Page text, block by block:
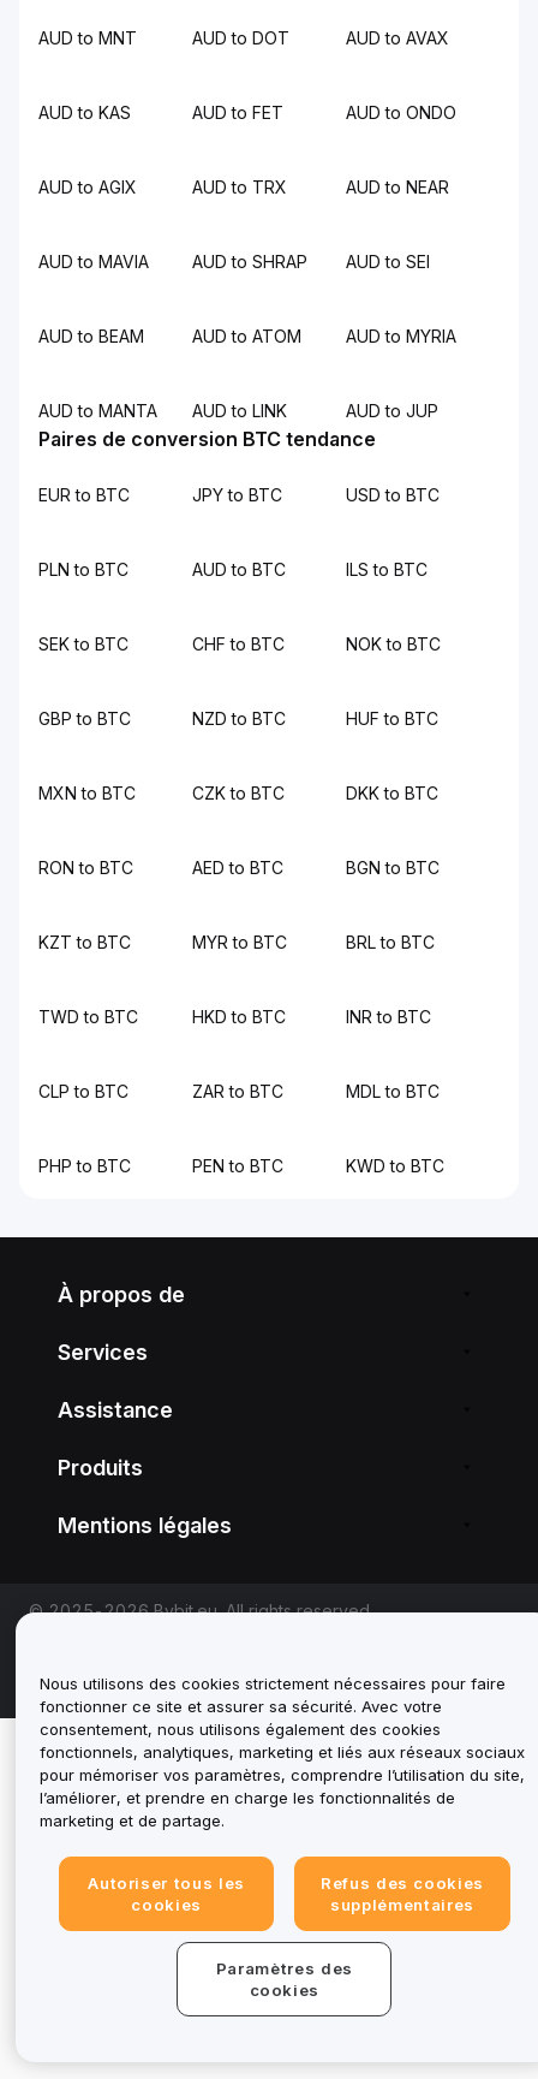
AUD to MNT AUD to DOT AUD to AVAX
AUD to KAS AUD to FET AUD to ONDO
AUD to AGIX AUD to TRX AUD to NEAR
AUD to MAVIA AUD to SHRAP AUD to SEI
AUD to BEAM AUD to ATOM AUD to MYRIA
AUD to MANTA AUD to LINK AUD to JUP
Paires de conversion BTC tendance
EUR to BTC JPY to BTC USD to BTC
PLN to BTC AUD to BTC ILS to BTC
SEK to BTC CHF to BTC NOK to BTC
GBP to BTC NZD to BTC HUF to BTC
MXN to BTC CZK to BTC DKK to BTC
RON to BTC AED to BTC BGN to BTC
KZT to BTC MYR to BTC BRL to BTC
TWD to BTC HKD to BTC INR to BTC
CLP to BTC ZAR to BTC MDL to BTC
PHP to BTC PEN to BTC KWD to BTC
À propos de
Services
Assistance
Produits
Mentions légales
© 2025-2026 Bybit.eu. All rights reserved.
préférences en matière de cookies
Nous utilisons des cookies strictement nécessaires pour faire
fonctionner ce site et assurer sa sécurité. Avec votre
consentement, nous utilisons également des cookies
fonctionnels, analytiques, marketing et liés aux réseaux sociaux
pour mémoriser vos paramètres, comprendre l’utilisation du site,
l’améliorer, et prendre en charge les fonctionnalités de
marketing et de partage.
Autoriser tous les
cookies
Refus des cookies
supplémentaires
Paramètres des
cookies